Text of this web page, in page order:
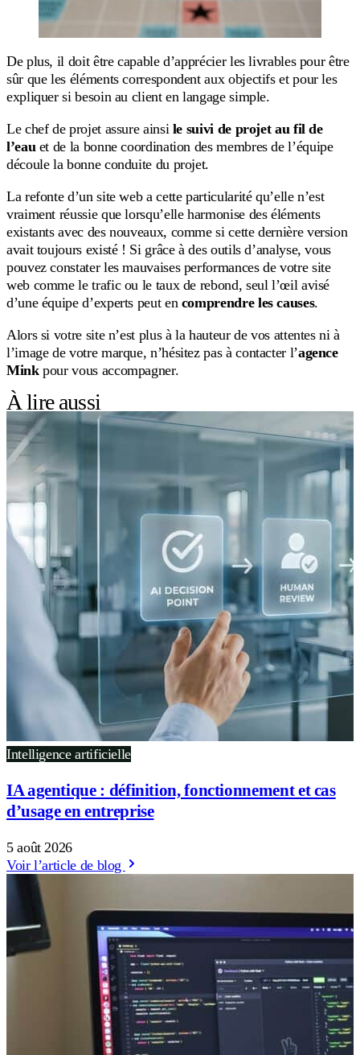
De plus, il doit être capable d’apprécier les livrables pour être
sûr que les éléments correspondent aux objectifs et pour les
expliquer si besoin au client en langage simple.
Le chef de projet assure ainsi le suivi de projet au fil de
l’eauet de la bonne coordination des membres de l’équipe
découle la bonne conduite du projet.
La refonte d’un site web a cette particularité qu’elle n’est
vraiment réussie que lorsqu’elle harmonise des éléments
existants avec des nouveaux, comme si cette dernière version
avait toujours existé ! Si grâce à des outils d’analyse, vous
pouvez constater les mauvaises performances de votre site
web comme le trafic ou le taux de rebond, seul l’œil avisé
d’une équipe d’experts peut encomprendre les causes.
Alors si votre site n’est plus à la hauteur de vos attentes ni à
l’image de votre marque, n’hésitez pas à contacter l’agence
Minkpour vous accompagner.
À lire aussi
Intelligence artificielle
IA agentique : définition, fonctionnement et cas
d’usage en entreprise
5 août 2026
Voir l’article de blog